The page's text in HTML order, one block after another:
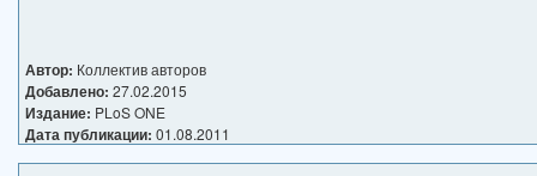
Автор: Коллектив авторов
Добавлено: 27.02.2015
Издание: PLoS ONE
Дата публикации: 01.08.2011